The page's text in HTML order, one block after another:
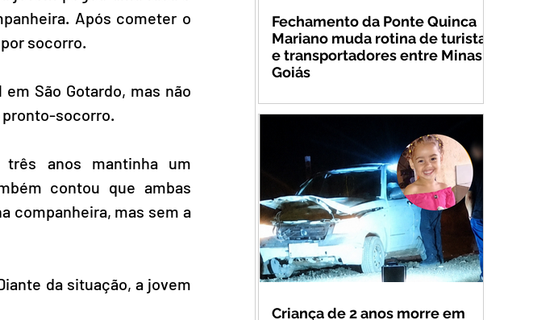
Após cometer o
socorro.
São Gotardo, mas não
pronto-socorro.
anos mantinha um
contou que ambas
companheira, mas sem a
da situação, a jovem
Fechamento da Ponte Quinca
Mariano muda rotina de turistas
e transportadores entre Minas e
Goiás
Criança de 2 anos morre em